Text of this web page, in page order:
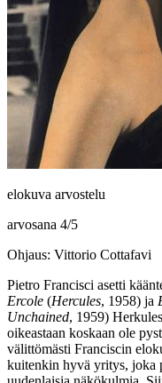
elokuva arvostelu
arvosana 4/5
Ohjaus: Vittorio Cottafavi
Pietro Francisci asetti
Ercole (Hercules, 1958) ja
Unchained, 1959)
oikeastaan koskaan ole
välittömästi Franciscin
kuitenkin hyvä yritys, joka